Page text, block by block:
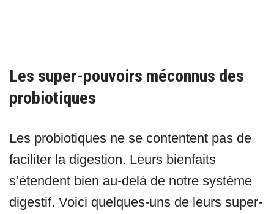
Les super-pouvoirs méconnus des
probiotiques
Les probiotiques ne se contentent pas de
faciliter la digestion. Leurs bienfaits
s’étendent bien au-delà de notre système
digestif. Voici quelques-uns de leurs super-